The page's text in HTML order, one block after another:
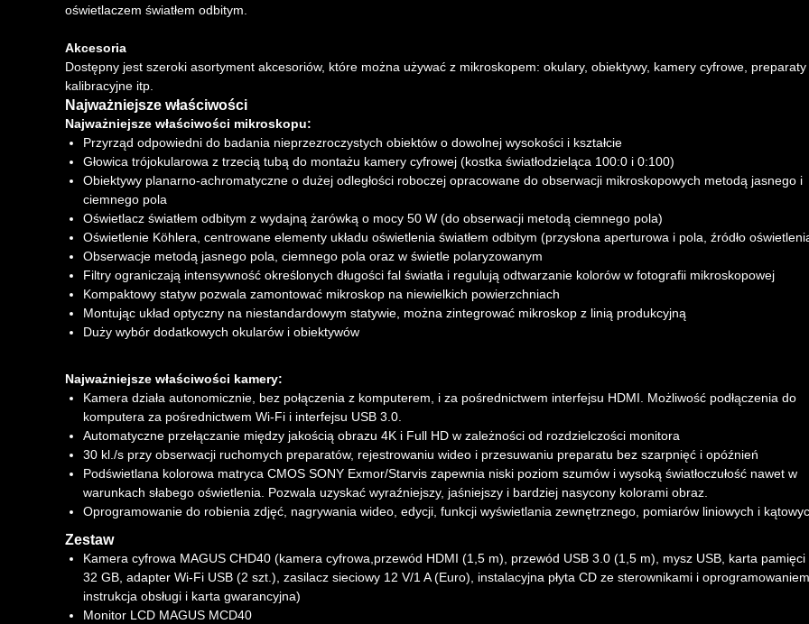
oświetlaczem światłem odbitym.
Akcesoria
Dostępny jest szeroki asortyment akcesoriów, które można używać z mikroskopem: okulary, obiektywy, kamery cyfrowe, preparaty
kalibracyjne itp.
Najważniejsze właściwości
Najważniejsze właściwości mikroskopu:
Przyrząd odpowiedni do badania nieprzezroczystych obiektów o dowolnej wysokości i kształcie
Głowica trójokularowa z trzecią tubą do montażu kamery cyfrowej (kostka światłodzieląca 100:0 i 0:100)
Obiektywy planarno-achromatyczne o dużej odległości roboczej opracowane do obserwacji mikroskopowych metodą jasnego i
ciemnego pola
Oświetlacz światłem odbitym z wydajną żarówką o mocy 50 W (do obserwacji metodą ciemnego pola)
Oświetlenie Köhlera, centrowane elementy układu oświetlenia światłem odbitym (przysłona aperturowa i pola, źródło
Obserwacje metodą jasnego pola, ciemnego pola oraz w świetle polaryzowanym
Filtry ograniczają intensywność określonych długości fal światła i regulują odtwarzanie kolorów w fotografii mikroskopowej
Kompaktowy statyw pozwala zamontować mikroskop na niewielkich powierzchniach
Montując układ optyczny na niestandardowym statywie, można zintegrować mikroskop z linią produkcyjną
Duży wybór dodatkowych okularów i obiektywów
Najważniejsze właściwości kamery:
Kamera działa autonomicznie, bez połączenia z komputerem, i za pośrednictwem interfejsu HDMI. Możliwość podłączenia do
komputera za pośrednictwem Wi-Fi i interfejsu USB 3.0.
Automatyczne przełączanie między jakością obrazu 4K i Full HD w zależności od rozdzielczości monitora
30 kl./s przy obserwacji ruchomych preparatów, rejestrowaniu wideo i przesuwaniu preparatu bez szarpnięć i opóźnień
Podświetlana kolorowa matryca CMOS SONY Exmor/Starvis zapewnia niski poziom szumów i wysoką światłoczułość nawet w
warunkach słabego oświetlenia. Pozwala uzyskać wyraźniejszy, jaśniejszy i bardziej nasycony kolorami obraz.
Oprogramowanie do robienia zdjęć, nagrywania wideo, edycji, funkcji wyświetlania zewnętrznego, pomiarów liniowych i
Zestaw
Kamera cyfrowa MAGUS CHD40 (kamera cyfrowa,przewód HDMI (1,5 m), przewód USB 3.0 (1,5 m), mysz USB, karta pamięci
32 GB, adapter Wi-Fi USB (2 szt.), zasilacz sieciowy 12 V/1 A (Euro), instalacyjna płyta CD ze sterownikami i
instrukcja obsługi i karta gwarancyjna)
Monitor LCD MAGUS MCD40